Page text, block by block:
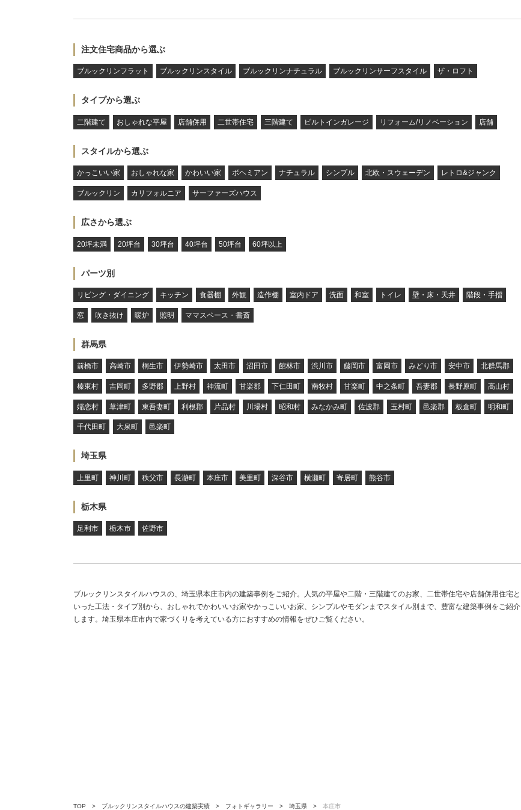
注文住宅商品から選ぶ
ブルックリンフラット ブルックリンスタイル ブルックリンナチュラル ブルックリンサーフスタイル ザ・ロフト
タイプから選ぶ
二階建て おしゃれな平屋 店舗併用 二世帯住宅 三階建て ビルトインガレージ リフォーム/リノベーション 店舗
スタイルから選ぶ
かっこいい家 おしゃれな家 かわいい家 ボヘミアン ナチュラル シンプル 北欧・スウェーデン レトロ&ジャンク
ブルックリン カリフォルニア サーファーズハウス
広さから選ぶ
20坪未満 20坪台 30坪台 40坪台 50坪台 60坪以上
パーツ別
リビング・ダイニング キッチン 食器棚 外観 造作棚 室内ドア 洗面 和室 トイレ 壁・床・天井 階段・手摺
窓 吹き抜け 暖炉 照明 ママスペース・書斎
群馬県
前橋市 高崎市 桐生市 伊勢崎市 太田市 沼田市 館林市 渋川市 藤岡市 富岡市 みどり市 安中市 北群馬郡
榛東村 吉岡町 多野郡 上野村 神流町 甘楽郡 下仁田町 南牧村 甘楽町 中之条町 吾妻郡 長野原町 高山村
嬬恋村 草津町 東吾妻町 利根郡 片品村 川場村 昭和村 みなかみ町 佐波郡 玉村町 邑楽郡 板倉町 明和町
千代田町 大泉町 邑楽町
埼玉県
上里町 神川町 秩父市 長瀞町 本庄市 美里町 深谷市 横瀬町 寄居町 熊谷市
栃木県
足利市 栃木市 佐野市
ブルックリンスタイルハウスの、埼玉県本庄市内の建築事例をご紹介。人気の平屋や二階・三階建てのお家、二世帯住宅や店舗併用住宅と
いった工法・タイプ別から、おしゃれでかわいいお家やかっこいいお家、シンプルやモダンまでスタイル別まで、豊富な建築事例をご紹介
します。埼玉県本庄市内で家づくりを考えている方におすすめの情報をぜひご覧ください。
TOP ブルックリンスタイルハウスの建築実績 フォトギャラリー 埼玉県 本庄市